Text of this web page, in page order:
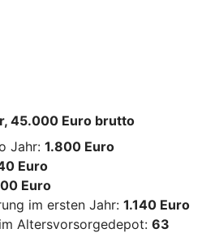
45.000 Euro brutto
Jahr: 1.800 Euro
Euro
Euro
im ersten Jahr: 1.140 Euro
Altersvorsorgedepot: 63